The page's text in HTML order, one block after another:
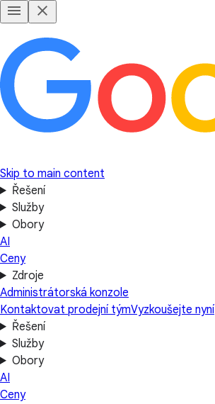
Skip to main content
Řešení
Služby
Obory
AI
Ceny
Zdroje
Administrátorská konzole
Kontaktovat prodejní týmVyzkoušejte nyní
Řešení
Služby
Obory
AI
Ceny